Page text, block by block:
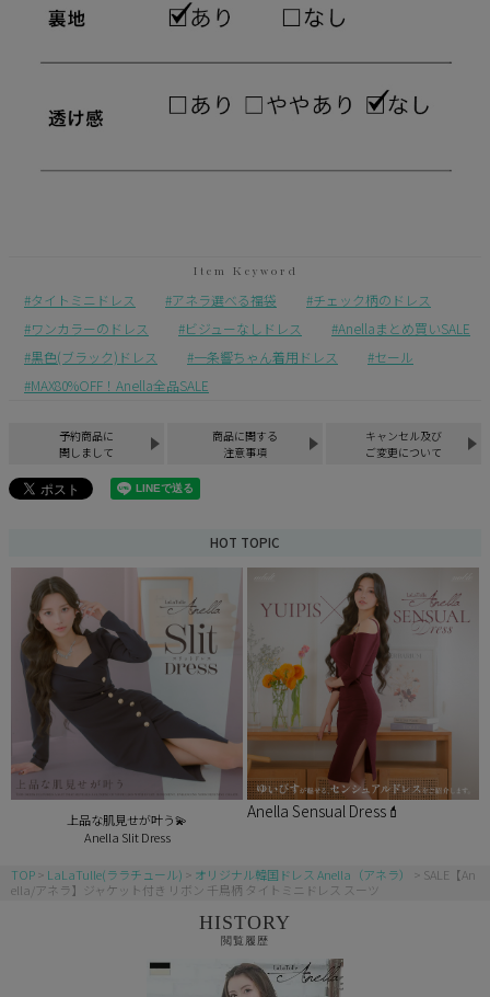
タイトミニドレス アネラ選べる福袋
チェック柄のドレス
ワンカラーのドレス
ビジューなしドレス
Anellaまとめ買いSALE
黒色(ブラック)ドレス
一条響ちゃん着用ドレス
セール
MAX80%OFF！Anella全品SALE
予約商品に
関しまして
商品に関する
注意事項
キャンセル及び
ご変更について
HOT TOPIC
上品な肌見せが叶う💫
Anella Slit Dress
Anella Sensual Dress💄
TOP LaLaTulle(ララチュール) オリジナル韓国ドレス Anella（アネラ）
SALE【An
ella/アネラ】ジャケット付き リボン 千鳥柄 タイトミニドレス スーツ
HISTORY
閲覧履歴